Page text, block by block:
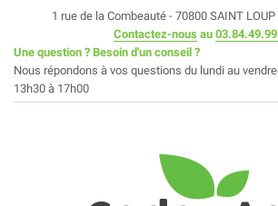
1 rue de la Combeauté - 70800 SAINT LOUP
Contactez-nous au
Une question ? Besoin d'un conseil ?
Nous répondons à vos questions du lundi au
13h30 à 17h00